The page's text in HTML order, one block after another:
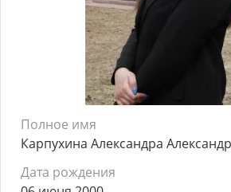
Полное имя
Карпухина Александра
Дата рождения